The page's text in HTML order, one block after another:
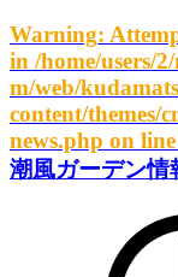
Warning:
in /home/users/
m/web/
content/themes/
news.php on line
潮風ガーデン情